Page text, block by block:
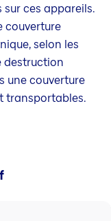
ces appareils.
couverture
selon les
destruction
une couverture
transportables.